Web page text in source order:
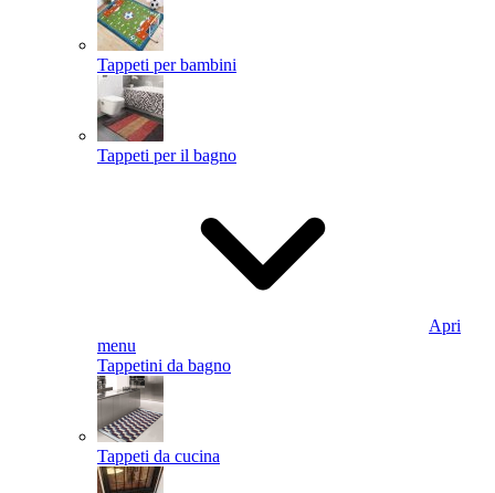
Tappeti per bambini
Tappeti per il bagno
Apri
menu
Tappetini da bagno
Tappeti da cucina